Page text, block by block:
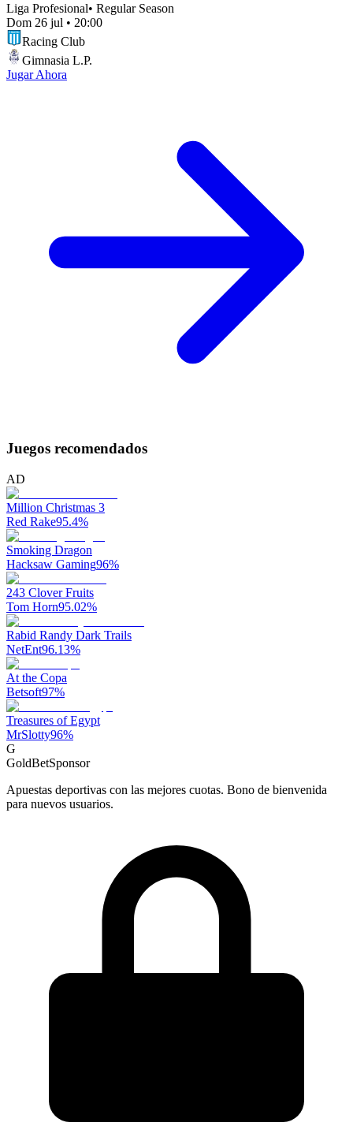
Liga Profesional• Regular Season
Dom 26 jul • 20:00
Racing Club
Gimnasia L.P.
Jugar Ahora
Juegos recomendados
AD
Million Christmas 3
Red Rake95.4%
Smoking Dragon
Hacksaw Gaming96%
243 Clover Fruits
Tom Horn95.02%
Rabid Randy Dark Trails
NetEnt96.13%
At the Copa
Betsoft97%
Treasures of Egypt
MrSlotty96%
G
GoldBetSponsor
Apuestas deportivas con las mejores cuotas. Bono de bienvenida
para nuevos usuarios.